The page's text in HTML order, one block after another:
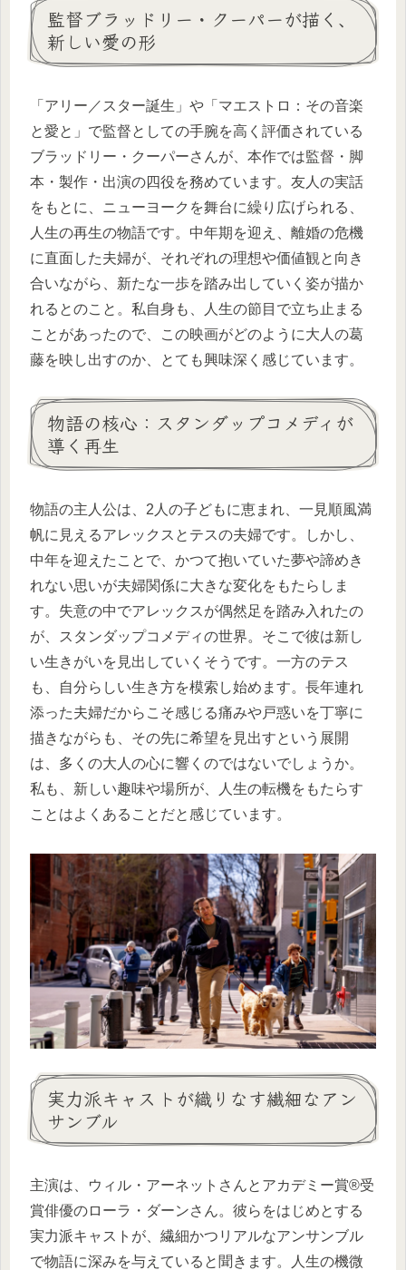
監督ブラッドリー・クーパーが描く、
新しい愛の形
「アリー／スター誕生」や「マエストロ：その音楽
と愛と」で監督としての手腕を高く評価されている
ブラッドリー・クーパーさんが、本作では監督・脚
本・製作・出演の四役を務めています。友人の実話
をもとに、ニューヨークを舞台に繰り広げられる、
人生の再生の物語です。中年期を迎え、離婚の危機
に直面した夫婦が、それぞれの理想や価値観と向き
合いながら、新たな一歩を踏み出していく姿が描か
れるとのこと。私自身も、人生の節目で立ち止まる
ことがあったので、この映画がどのように大人の葛
藤を映し出すのか、とても興味深く感じています。
物語の核心：スタンダップコメディが
導く再生
物語の主人公は、2人の子どもに恵まれ、一見順風満
帆に見えるアレックスとテスの夫婦です。しかし、
中年を迎えたことで、かつて抱いていた夢や諦めき
れない思いが夫婦関係に大きな変化をもたらしま
す。失意の中でアレックスが偶然足を踏み入れたの
が、スタンダップコメディの世界。そこで彼は新し
い生きがいを見出していくそうです。一方のテス
も、自分らしい生き方を模索し始めます。長年連れ
添った夫婦だからこそ感じる痛みや戸惑いを丁寧に
描きながらも、その先に希望を見出すという展開
は、多くの大人の心に響くのではないでしょうか。
私も、新しい趣味や場所が、人生の転機をもたらす
ことはよくあることだと感じています。
実力派キャストが織りなす繊細なアン
サンブル
主演は、ウィル・アーネットさんとアカデミー賞®受
賞俳優のローラ・ダーンさん。彼らをはじめとする
実力派キャストが、繊細かつリアルなアンサンブル
で物語に深みを与えていると聞きます。人生の機微